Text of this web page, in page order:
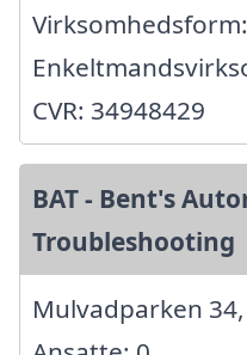
Virksomhedsform:
CVR: 34948429
BAT - Bent's
Troubleshooting
Mulvadparken